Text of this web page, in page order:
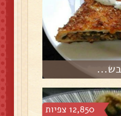
בש...
12,850 צפיות